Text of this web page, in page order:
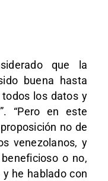
que la
buena hasta
todos los datos y
“Pero en este
no de
venezolanos, y
o no,
he hablado con